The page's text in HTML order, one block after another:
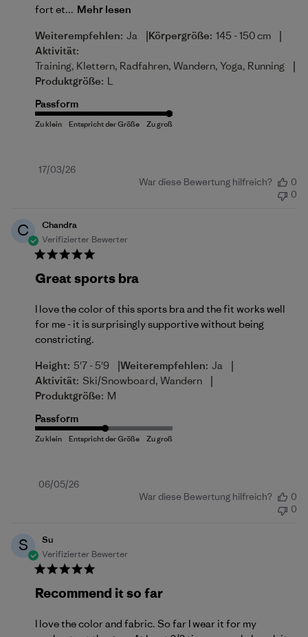
fort et... Mehr lesen
Weiterempfehlen: Ja |Körpergröße: 145 - 150 cm |
Aktivität:
Training, Klettern, Radfahren, Wandern, Yoga, Running
|
Produktgröße: L
Passform
Veröffentlichungsdatum
17/03/26
War diese Bewertung hilfreich?
0
0
C
Chandra
Verifizierter Bewerter
Great sports bra
I love the color of this sports bra and the fit works well
for me - it is surprisingly supportive without being
constricting.
Height: 5'7 - 5'9 |Weiterempfehlen: Ja |
Aktivität: Ski/Snowboard, Wandern |
Produktgröße: M
Passform
Veröffentlichungsdatum
06/05/26
War diese Bewertung hilfreich?
0
0
S
Su
Verifizierter Bewerter
Recommend it so far
I love the color and fabric. So far I wear it for my